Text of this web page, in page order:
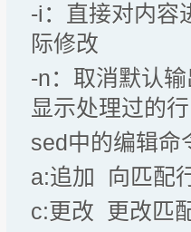
-i：直接对内容
际修改
-n：取消默认
显示处理过的行
sed中的编辑命
a:追加 向匹配
c:更改 更改匹